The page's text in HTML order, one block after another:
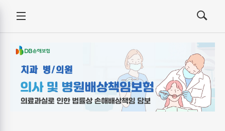
전체메뉴
열기/
검색
열기/